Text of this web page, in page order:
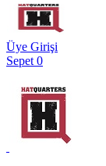
Üye Girişi
Sepet 0